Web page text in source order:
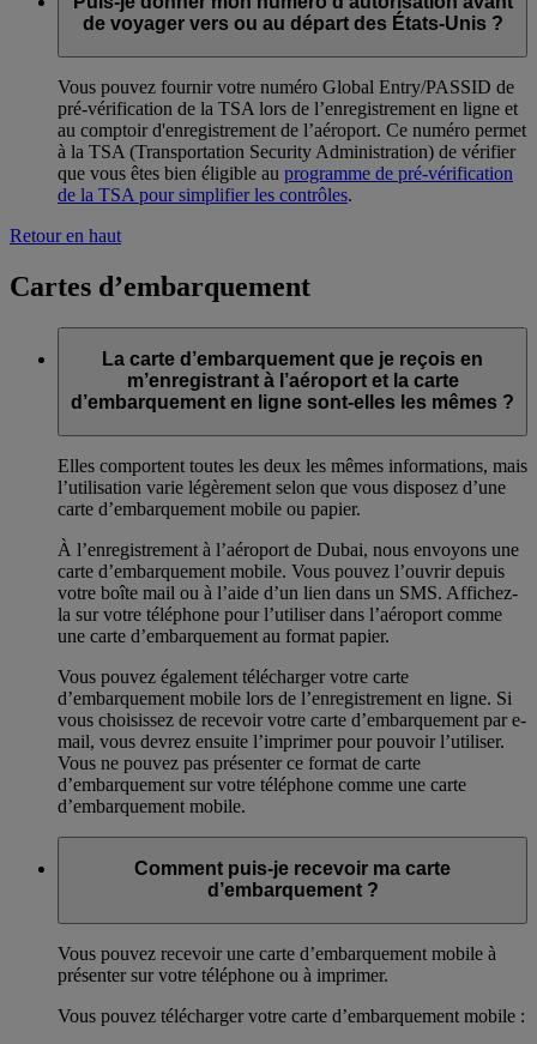
de voyager vers ou au départ des États-Unis ?
Vous pouvez fournir votre numéro Global Entry/PASSID de
pré-vérification de la TSA lors de l’enregistrement en ligne et
au comptoir d'enregistrement de l’aéroport. Ce numéro permet
à la TSA (Transportation Security Administration) de vérifier
que vous êtes bien éligible au programme de pré-vérification
de la TSA pour simplifier les contrôles.
Retour en haut
Cartes d’embarquement
La carte d’embarquement que je reçois en
m’enregistrant à l’aéroport et la carte
d’embarquement en ligne sont-elles les mêmes ?
Elles comportent toutes les deux les mêmes informations, mais
l’utilisation varie légèrement selon que vous disposez d’une
carte d’embarquement mobile ou papier.
À l’enregistrement à l’aéroport de Dubai, nous envoyons une
carte d’embarquement mobile. Vous pouvez l’ouvrir depuis
votre boîte mail ou à l’aide d’un lien dans un SMS. Affichez-
la sur votre téléphone pour l’utiliser dans l’aéroport comme
une carte d’embarquement au format papier.
Vous pouvez également télécharger votre carte
d’embarquement mobile lors de l’enregistrement en ligne. Si
vous choisissez de recevoir votre carte d’embarquement par e-
mail, vous devrez ensuite l’imprimer pour pouvoir l’utiliser.
Vous ne pouvez pas présenter ce format de carte
d’embarquement sur votre téléphone comme une carte
d’embarquement mobile.
Comment puis-je recevoir ma carte
d’embarquement ?
Vous pouvez recevoir une carte d’embarquement mobile à
présenter sur votre téléphone ou à imprimer.
Vous pouvez télécharger votre carte d’embarquement mobile :